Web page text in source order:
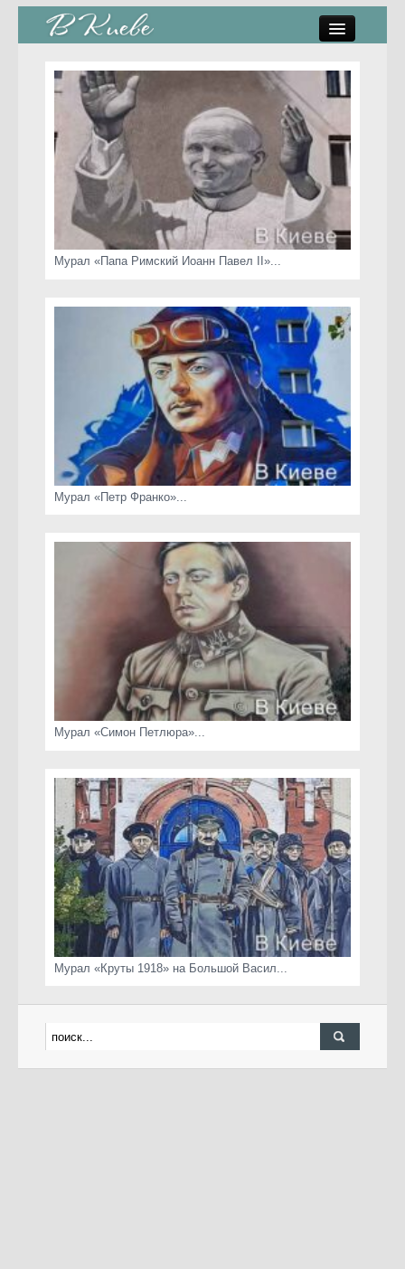
стрит-арт
коты Киева
скамейки
часы Киева
Мурал «Папа Римский Иоанн Павел II»...
Мурал «Петр Франко»...
Мурал «Симон Петлюра»...
Мурал «Круты 1918» на Большой Васил...